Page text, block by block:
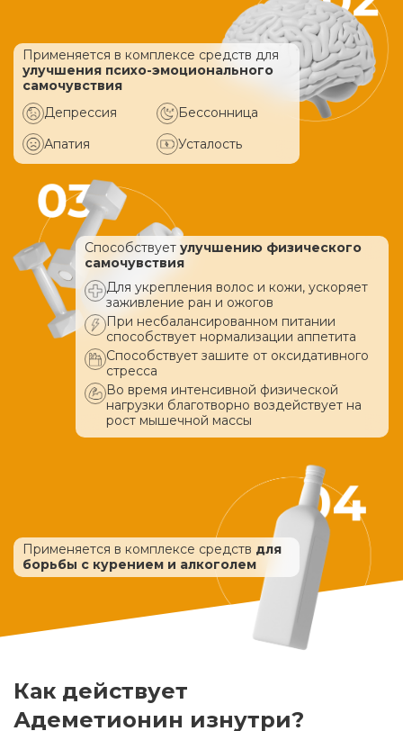
Применяется в комплексе средств для
улучшения психо-эмоционального
самочувствия
Депрессия
Бессонница
Апатия
Усталость
Способствует улучшению физического
самочувствия
Для укрепления волос и кожи, ускоряет
заживление ран и ожогов
При несбалансированном питании
способствует нормализации аппетита
Способствует зашите от оксидативного
стресса
Во время интенсивной физической
нагрузки благотворно воздействует на
рост мышечной массы
Применяется в комплексе средств для
борьбы с курением и алкоголем
Как действует
Адеметионин изнутри?